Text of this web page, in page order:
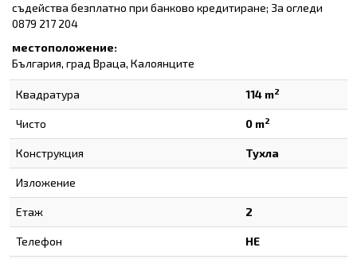
съдейства безплатно при банково кредитиране; За огледи
0879 217 204
местоположение:
България, град Враца, Калоянците
Квадратура 114 m2
Чисто 0 m2
Конструкция Тухла
Изложение
Етаж 2
Телефон НЕ